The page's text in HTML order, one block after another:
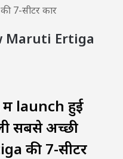
7-सीटर कार
Maruti Ertiga
launch हुई
सबसे अच्छी
की 7-सीटर